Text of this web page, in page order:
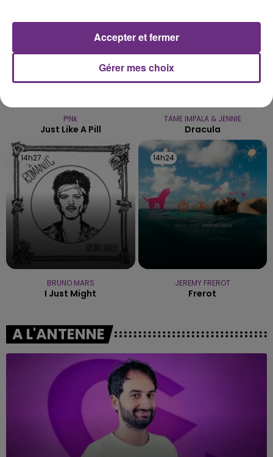
P!nk
Just Like A Pill
TAME IMPALA & JENNIE
Dracula
14h27
14h27
BRUNO MARS
I Just Might
14h24
14h24
JEREMY FREROT
Frerot
A L'ANTENNE
Gérer mes choix
Accepter et fermer